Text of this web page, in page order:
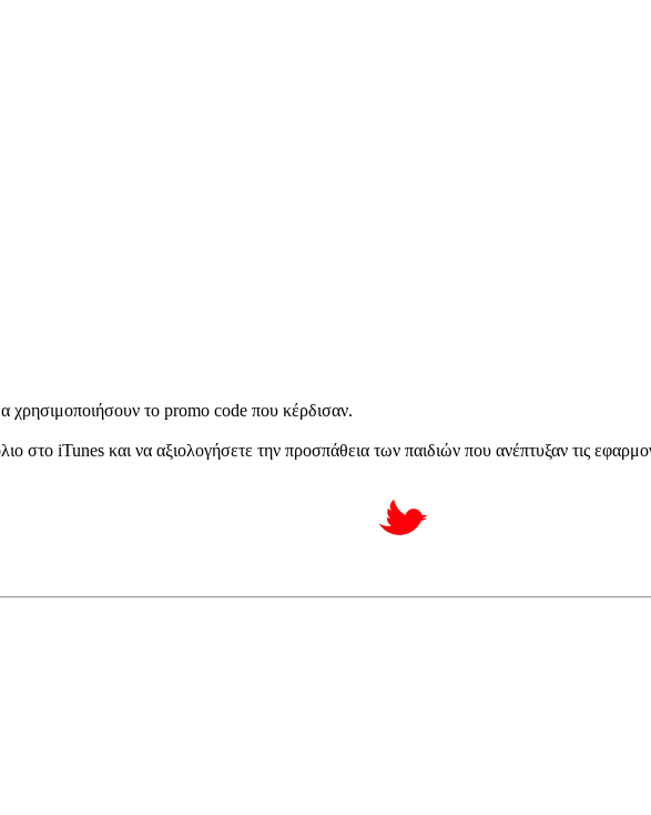
χρησιμοποιήσουν το promo code που κέρδισαν.
στο iTunes και να αξιολογήσετε την προσπάθεια των παιδιών που ανέπτυξαν τις